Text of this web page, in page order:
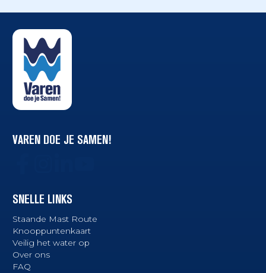
VAREN DOE JE SAMEN!
SNELLE LINKS
Staande Mast Route
Knooppuntenkaart
Veilig het water op
Over ons
FAQ